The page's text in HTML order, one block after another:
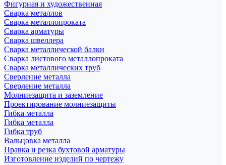
Фигурная и художественная
Сварка металлов
Сварка металлопроката
Сварка арматуры
Сварка швеллера
Сварка металлической балки
Сварка листового металлопроката
Сварка металлических труб
Сверление металла
Сверление металла
Молниезащита и заземление
Проектирование молниезащиты
Гибка металла
Гибка металла
Гибка труб
Вальцовка металла
Правка и резка бухтовой арматуры
Изготовление изделий по чертежу